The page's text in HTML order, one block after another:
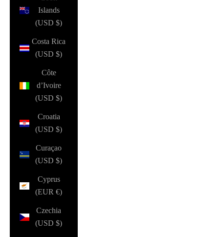
Islands
(USD $)
Costa Rica
(USD $)
Côte
d’Ivoire
(USD $)
Croatia
(USD $)
Curaçao
(USD $)
Cyprus
(EUR €)
Czechia
(USD $)